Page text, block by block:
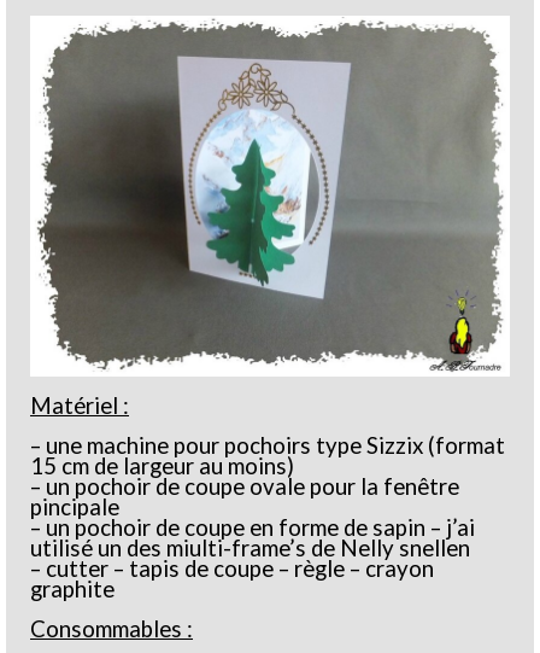
Matériel :
– une machine pour pochoirs type Sizzix (format
15 cm de largeur au moins)
– un pochoir de coupe ovale pour la fenêtre
pincipale
– un pochoir de coupe en forme de sapin – j’ai
utilisé un des miulti-frame’s de Nelly snellen
– cutter – tapis de coupe – règle – crayon
graphite
Consommables :